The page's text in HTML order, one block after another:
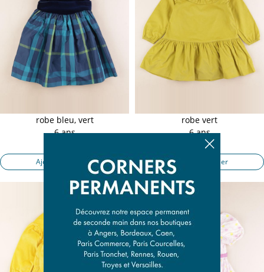
robe bleu, vert
6 ans
Ajouter au panier
robe vert
6 ans
23,90 €
Ajouter au panier